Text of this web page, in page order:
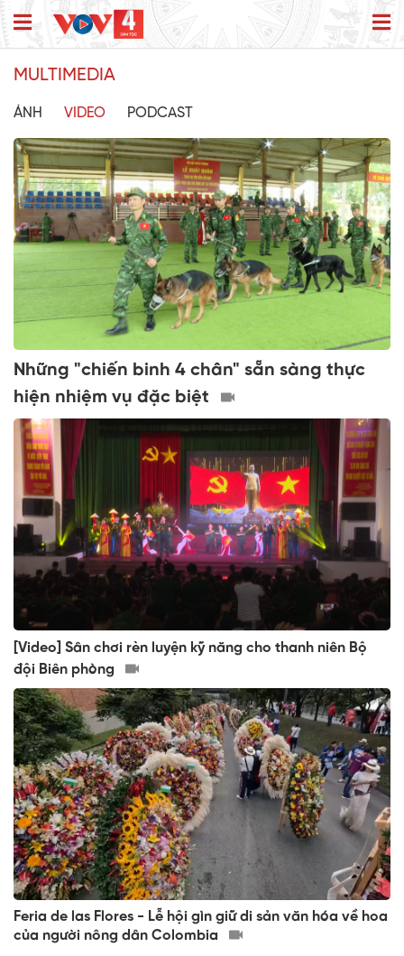
MULTIMEDIA
ẢNH VIDEO PODCAST
Những "chiến binh 4 chân" sẵn sàng thực
hiện nhiệm vụ đặc biệt
[Video] Sân chơi rèn luyện kỹ năng cho thanh niên Bộ
đội Biên phòng
Feria de las Flores - Lễ hội gìn giữ di sản văn hóa về hoa
của người nông dân Colombia